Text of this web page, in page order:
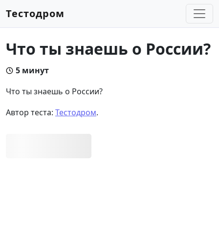
Тестодром
Что ты знаешь о России?
5 минут
Что ты знаешь о России?
Автор теста: Тестодром.